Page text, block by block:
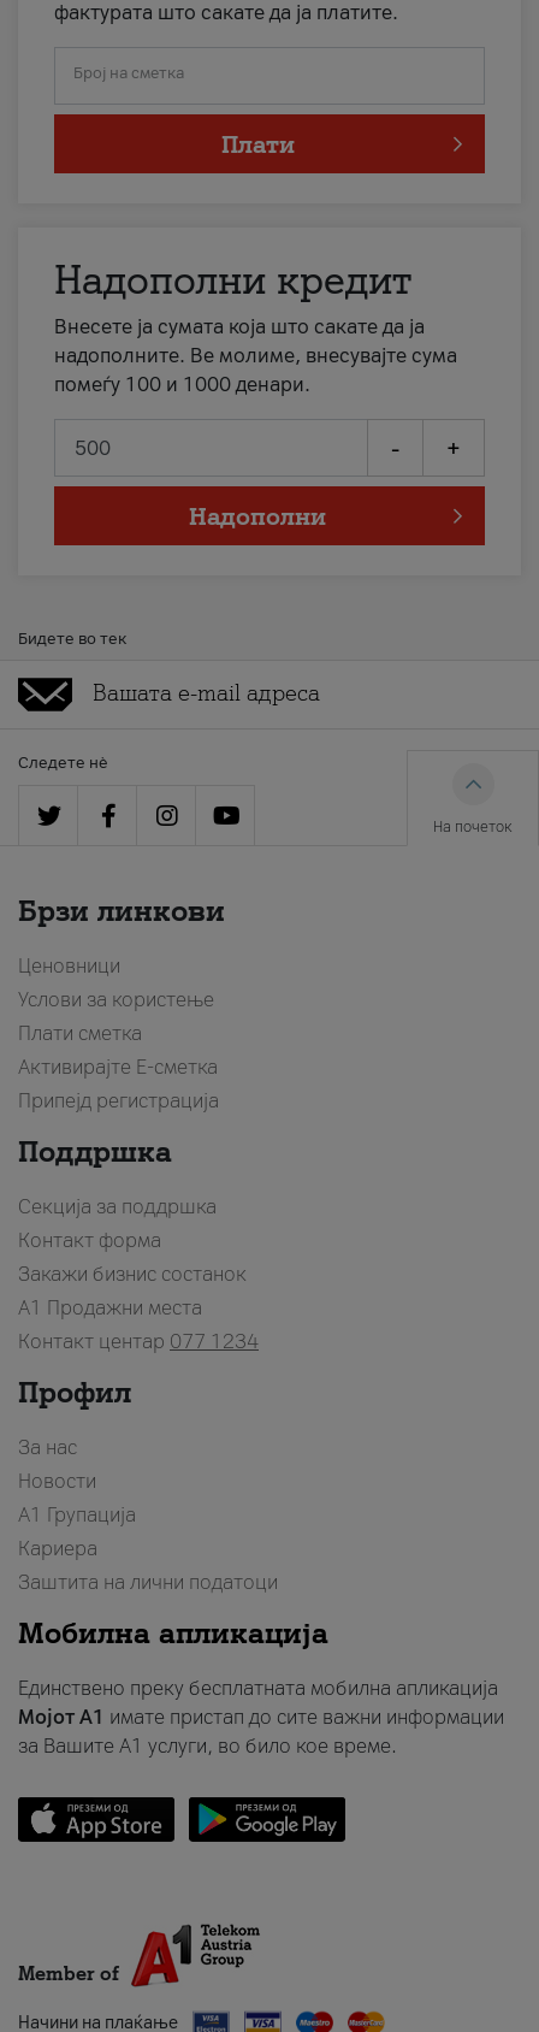
фактурата што сакате да ја платите.
Број на сметка
Плати
Надополни кредит
Внесете ја сумата која што сакате да ја
надополните. Ве молиме, внесувајте сума
помеѓу 100 и 1000 денари.
- +
Надополни
Бидете во тек
Следете нè
На почеток
Брзи линкови
Ценовници
Услови за користење
Плати сметка
Активирајте Е-сметка
Припејд регистрација
Поддршка
Секција за поддршка
Контакт форма
Закажи бизнис состанок
A1 Продажни места
Контакт центар 077 1234
Профил
За нас
Новости
А1 Групација
Кариера
Заштита на лични податоци
Мобилна апликација
Единствено преку бесплатната мобилна апликација
Мојот A1 имате пристап до сите важни информации
за Вашите A1 услуги, во било кое време.
Member of
Начини на плаќање